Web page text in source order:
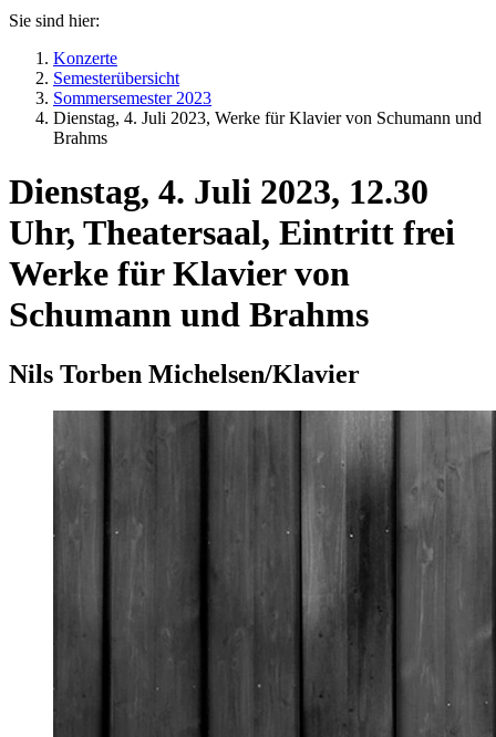
Sie sind hier:
Konzerte
Semesterübersicht
Sommersemester 2023
Dienstag, 4. Juli 2023, Werke für Klavier von Schumann und
Brahms
Dienstag, 4. Juli 2023, 12.30
Uhr, Theatersaal, Eintritt frei
Werke für Klavier von
Schumann und Brahms
Nils Torben Michelsen/Klavier